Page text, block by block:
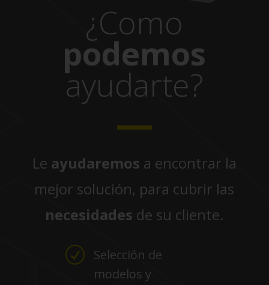
¿Como
podemos
ayudarte?
Le ayudaremos a encontrar la
mejor solución, para cubrir las
necesidades de su cliente.
R Selección de
modelos y